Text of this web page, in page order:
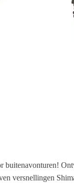
versnellingen